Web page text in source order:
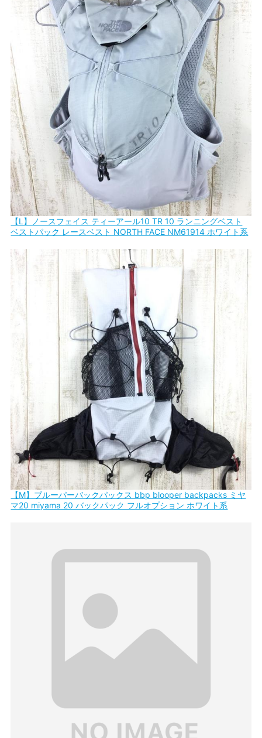
【L】ノースフェイス ティーアール10 TR 10 ランニングベスト
ベストパック レースベスト NORTH FACE NM61914 ホワイト系
【M】ブルーパーバックパックス bbp blooper backpacks ミヤ
マ20 miyama 20 バックパック フルオプション ホワイト系